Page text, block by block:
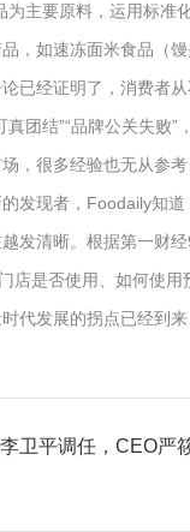
为主要原料，运用标
，如速冻面米食品（
已经证明了，消费者
团结”“品牌公关失
，很多经验也无从参
发现者，Foodaily知
发清晰。根据第一财
店是否使用、如何使
代发展的拐点已经到
卫平调任，CEO严